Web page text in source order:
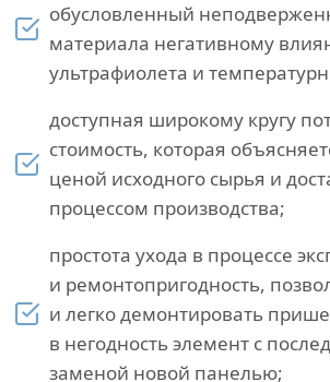
обусловленный
материала негативному
ультрафиолета и
доступная широкому кругу
стоимость, которая
ценой исходного сырья и
процессом производства;
простота ухода в процессе
и ремонтопригодность,
и легко демонтировать
в негодность элемент с
заменой новой панелью;